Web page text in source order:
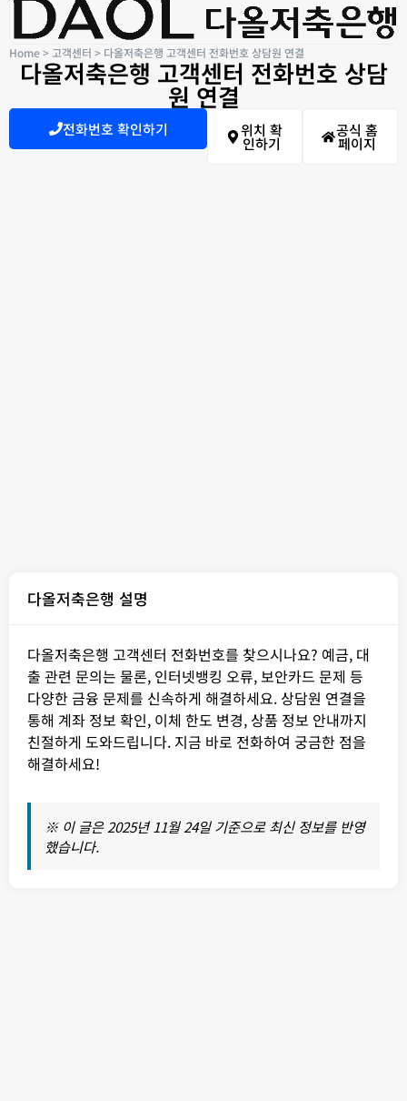
Home>고객센터 > 다올저축은행 고객센터 전화번호 상담원 연결
다올저축은행 고객센터 전화번호 상담
원 연결
전화번호 확인하기 위치 확
인하기
공식 홈
페이지
다올저축은행 설명
다올저축은행 고객센터 전화번호를 찾으시나요? 예금, 대
출 관련 문의는 물론, 인터넷뱅킹 오류, 보안카드 문제 등
다양한 금융 문제를 신속하게 해결하세요. 상담원 연결을
통해 계좌 정보 확인, 이체 한도 변경, 상품 정보 안내까지
친절하게 도와드립니다. 지금 바로 전화하여 궁금한 점을
해결하세요!
※ 이 글은 2025년 11월 24일 기준으로 최신 정보를 반영
했습니다.